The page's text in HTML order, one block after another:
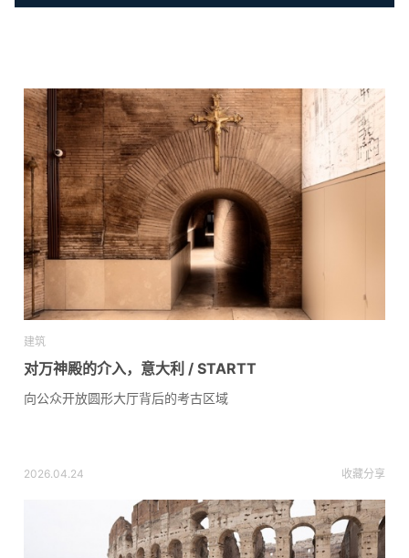
建筑
对万神殿的介入，意大利 / STARTT
向公众开放圆形大厅背后的考古区域
2026.04.24 收藏分享